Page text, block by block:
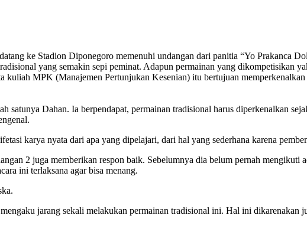
ke Stadion Diponegoro memenuhi undangan dari panitia “Yo Prakanca
yang semakin sepi peminat. Adapun permainan yang dikompetisikan
kuliah MPK (Manajemen Pertunjukan Kesenian) itu bertujuan
satunya Dahan. Ia berpendapat, permainan tradisional harus diperkenalkan
karya nyata dari apa yang dipelajari, dari hal yang sederhana karena
2 juga memberikan respon baik. Sebelumnya dia belum pernah
ini terlaksana agar bisa menang.
jarang sekali melakukan permainan tradisional ini. Hal ini dikarenakan